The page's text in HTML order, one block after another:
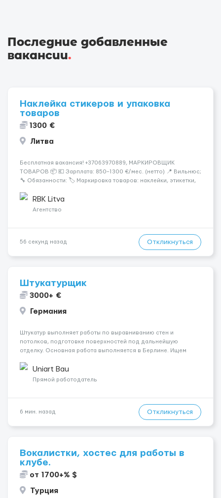
Последние добавленные
вакансии.
Наклейка стикеров и упаковка
товаров
1300 €
Литва
Бесплатная вакансия! +37063970889, МАРКИРОВЩИК
ТОВАРОВ 📦 💶 Зарплата: 850–1300 €/мес. (нетто) 📍 Вильнюс;
🔧 Обязанности: 🏷️ Маркировка товаров: наклейки, этикетки,
косметика и др. 👨‍🏫 Всему обучаем на месте — опы...
RBK Litva
Агентство
56 секунд назад Откликнуться
Штукатурщик
3000+ €
Германия
Штукатур выполняет работы по выравниванию стен и
потолков, подготовке поверхностей под дальнейшую
отделку. Основная работа выполняется в Берлине. Ищем
специалистов с подтверждённым опытом и портфолио.
Обязанности Подготовка оснований ...
Uniart Bau
Прямой работодатель
6 мин. назад Откликнуться
Вокалистки, хостес для работы в
клубе.
от 1700+% $
Турция